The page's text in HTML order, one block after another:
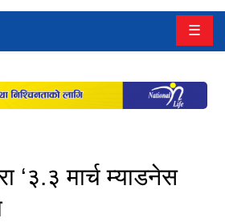
☰
‘३.३ मार्च म्याडनेस